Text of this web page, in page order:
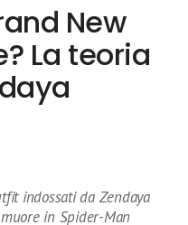
New
La teoria
indossati da Zendaya
in Spider-Man